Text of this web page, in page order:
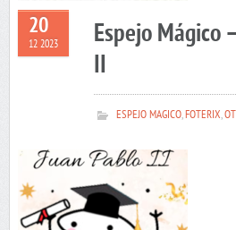
20
12 2023
Espejo Mágico
II
ESPEJO MAGICO,FOTERIX,